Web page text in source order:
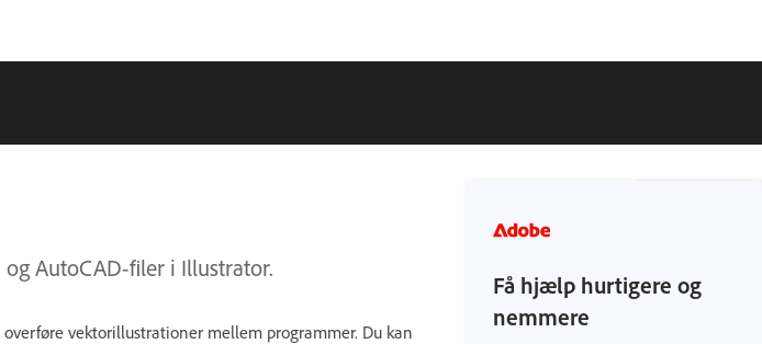
AutoCAD-filer i Illustrator.
vektorillustrationer mellem programmer. Du kan
Få hjælp hurtigere og
nemmere